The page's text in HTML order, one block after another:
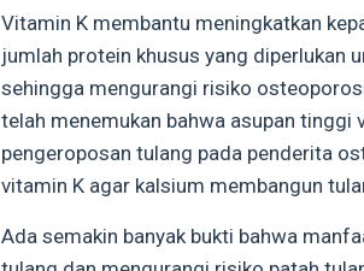
Vitamin K membantu meningkatkan
jumlah protein khusus yang diperlukan
sehingga mengurangi risiko
telah menemukan bahwa asupan tinggi
pengeroposan tulang pada penderita
vitamin K agar kalsium membangun
Ada semakin banyak bukti bahwa